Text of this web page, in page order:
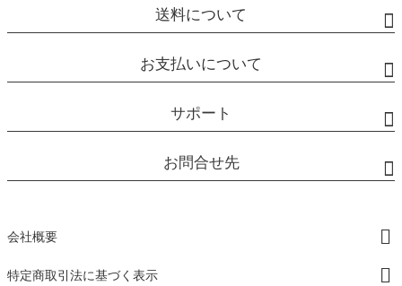
送料について
お支払いについて
サポート
お問合せ先
会社概要
特定商取引法に基づく表示